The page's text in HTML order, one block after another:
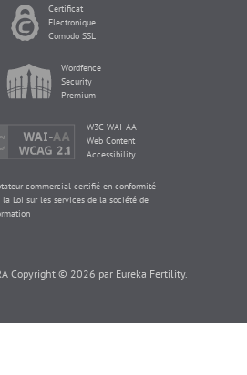
Certificat
Electronique
Comodo SSL
Wordfence
Security
Premium
W3C WAI-AA
Web Content
Accessibility
commercial certifié en conformité
la Loi sur les services de la société de
Copyright © 2026 par Eureka Fertility.